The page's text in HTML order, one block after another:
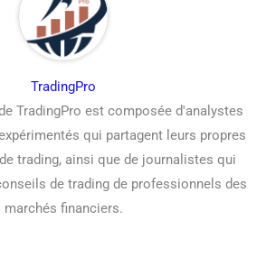
TradingPro
TradingPro est composée d'analystes
qui partagent leurs propres
trading, ainsi que de journalistes qui
de trading de professionnels des
marchés financiers.